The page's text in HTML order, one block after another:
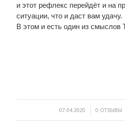
и этот рефлекс перейдёт и на
ситуации, что и даст вам удачу.
В этом и есть один из смыслов
07.04.2020
/ 0 ОТЗЫВЫ
/